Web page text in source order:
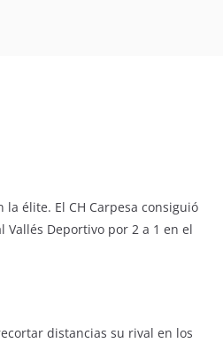
élite. El CH Carpesa consiguió
Vallés Deportivo por 2 a 1 en el
distancias su rival en los